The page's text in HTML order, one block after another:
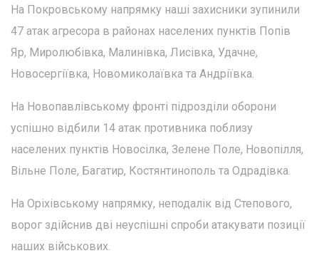
На Покровському напрямку наші захисники зупинили
47 атак агресора в районах населених пунктів Попів
Яр, Миролюбівка, Малинівка, Лисівка, Удачне,
Новосергіївка, Новомиколаївка та Андріївка.
На Новопавлівському фронті підрозділи оборони
успішно відбили 14 атак противника поблизу
населених пунктів Новосілка, Зелене Поле, Новопілля,
Вільне Поле, Багатир, Костянтинополь та Одрадівка.
На Оріхівському напрямку, неподалік від Степового,
ворог здійснив дві неуспішні спроби атакувати позиції
наших військових.